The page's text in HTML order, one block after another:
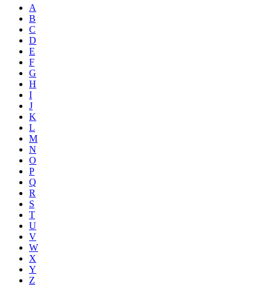
A
B
C
D
E
F
G
H
I
J
K
L
M
N
O
P
Q
R
S
T
U
V
W
X
Y
Z